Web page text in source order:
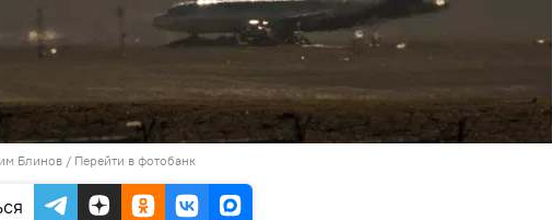
Блинов / Перейти в фотобанк